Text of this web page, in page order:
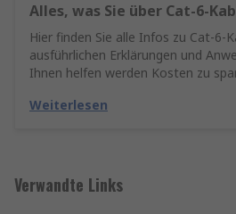
Alles, was Sie über Cat-6-
Hier finden Sie alle Infos zu Cat-6-
ausführlichen Erklärungen und
Ihnen helfen werden Kosten zu
Weiterlesen
Verwandte Links